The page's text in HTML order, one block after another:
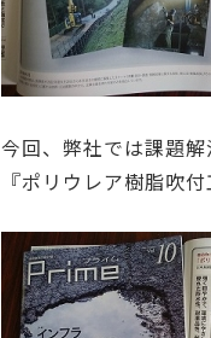
今回、弊社では課題
『ポリウレア樹脂吹